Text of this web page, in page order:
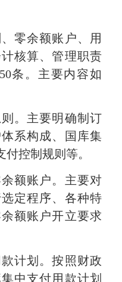
零余额账户、用
核算、管理职责
条。主要内容如
。主要明确制订
系构成、国库集
控制规则等。
额账户。主要对
定程序、各种特
额账户开立要求
计划。按照财政
中支付用款计划